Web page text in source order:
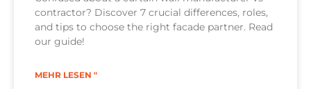
contractor? Discover 7 crucial differences, roles,
and tips to choose the right facade partner. Read
our guide!
MEHR LESEN "